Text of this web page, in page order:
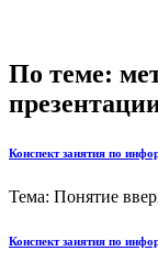
По теме:
Конспект занятия по
Тема: Понятие
Конспект занятия по